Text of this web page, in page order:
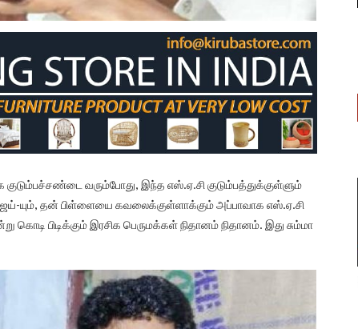
வரும்போது, இந்த எஸ்.ஏ.சி குடும்பத்துக்குள்ளும்
யும், தன் பிள்ளையை கவலைக்குள்ளாக்கும் அப்பாவாக எஸ்.ஏ.சி
கொடி பிடிக்கும் இரசிக பெருமக்கள் நிதானம் நிதானம். இது சும்மா